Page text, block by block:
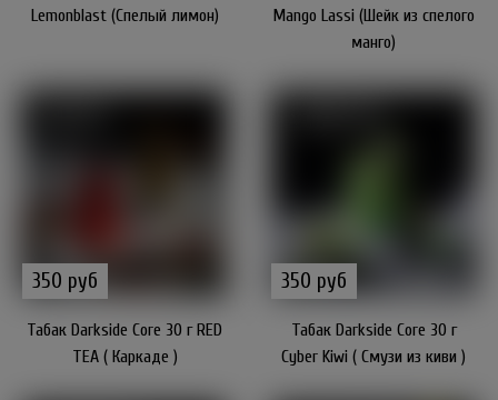
Lemonblast (Спелый лимон)
Mango Lassi (Шейк из спелого
манго)
350 руб
Табак Darkside Core 30 г RED
TEA ( Каркаде )
350 руб
Табак Darkside Core 30 г
Cyber Kiwi ( Смузи из киви )